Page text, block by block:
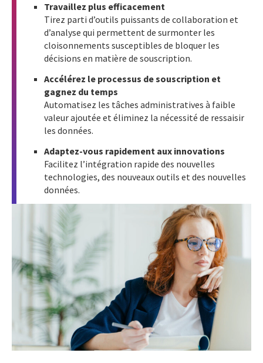
Travaillez plus efficacement
Tirez parti d’outils puissants de collaboration et
d’analyse qui permettent de surmonter les
cloisonnements susceptibles de bloquer les
décisions en matière de souscription.
Accélérez le processus de souscription et
gagnez du temps
Automatisez les tâches administratives à faible
valeur ajoutée et éliminez la nécessité de ressaisir
les données.
Adaptez-vous rapidement aux innovations
Facilitez l’intégration rapide des nouvelles
technologies, des nouveaux outils et des nouvelles
données.